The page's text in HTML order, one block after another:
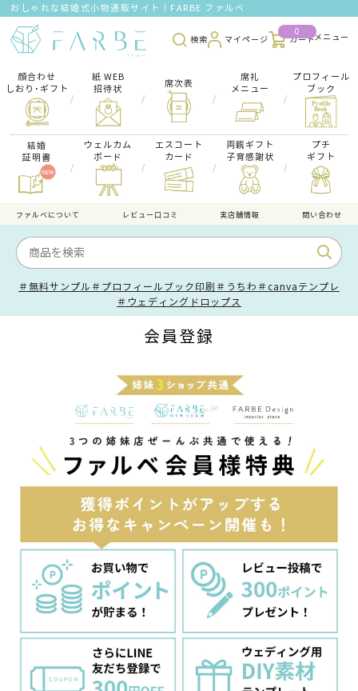
おしゃれな結婚式小物通販サイト｜FARBE ファルベ
検索 マイページ
0
カート
顔合わせ
しおり･ギフト
/
紙 WEB
招待状
/
席次表
/
席礼
メニュー
/
プロフィール
ブック
結婚
証明書
/
ウェルカム
ボード
/
エスコート
カード
/
両親ギフト
子育感謝状
/
プチ
ギフト
ファルべについて レビュー口コミ 実店舗情報 問い合わせ
＃無料サンプル ＃プロフィールブック印刷 ＃うちわ ＃canvaテンプレ
＃ウェディングドロップス
会員登録